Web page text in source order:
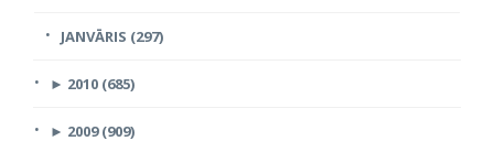
JANVĀRIS (297)
► 2010 (685)
► 2009 (909)